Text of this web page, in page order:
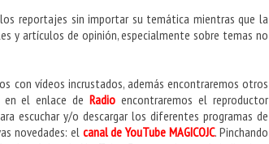
reportajes sin importar su temática mientras que la
y artículos de opinión, especialmente sobre temas no
con vídeos incrustados, además encontraremos otros
en el enlace deRadio encontraremos el reproductor
escuchar y/o descargar los diferentes programas de
novedades: el canal de YouTube MAGICOJC. Pinchando